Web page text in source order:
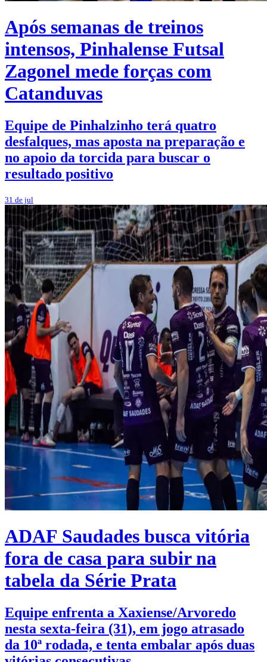
Após semanas de treinos
intensos, Pinhalense Futsal
Zagonel mede forças com
Catanduvas
Equipe de Pinhalzinho terá quatro
desfalques, mas aposta na preparação e
no apoio da torcida para buscar o
resultado positivo
31 de jul
ADAF Saudades busca vitória
fora de casa para subir na
tabela da Série Prata
Equipe enfrenta a Xaxiense/Arvoredo
nesta sexta-feira (31), em jogo atrasado
da 10ª rodada, e tenta embalar após duas